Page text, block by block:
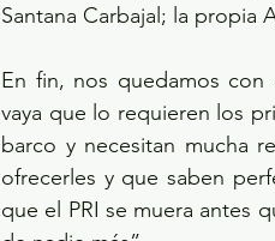
Santana Carbajal; la propia
En fin, nos quedamos con
vaya que lo requieren los
barco y necesitan mucha
ofrecerles y que saben
que el PRI se muera antes